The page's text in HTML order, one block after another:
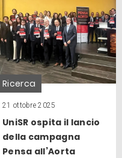
Ricerca
21 ottobre 2025
UniSR ospita il lancio
della campagna
Pensa all’Aorta